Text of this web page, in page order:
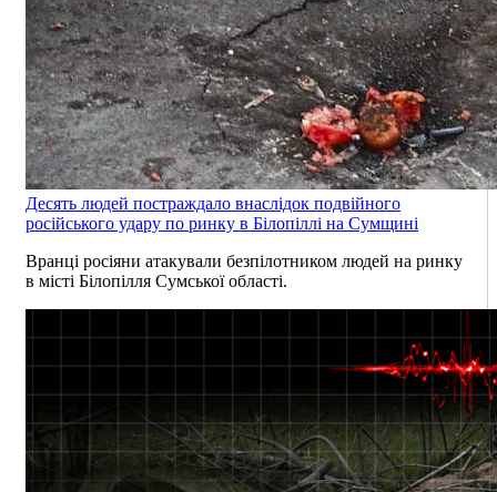
Десять людей постраждало внаслідок подвійного
російського удару по ринку в Білопіллі на Сумщині
Вранці росіяни атакували безпілотником людей на ринку
в місті Білопілля Сумської області.